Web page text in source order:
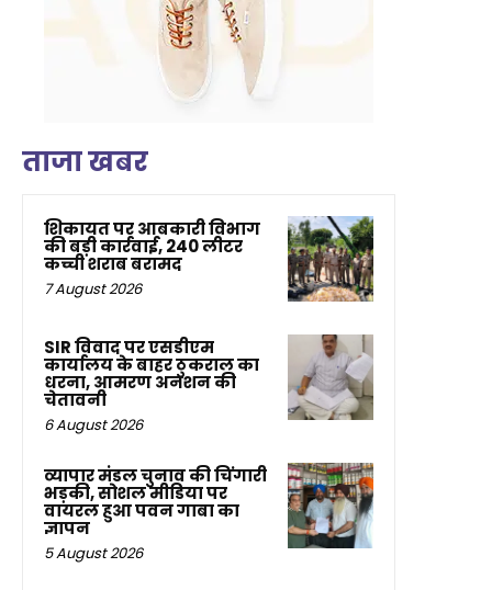
ताजा खबर
शिकायत पर आबकारी विभाग
की बड़ी कार्रवाई, 240 लीटर
कच्ची शराब बरामद
7 August 2026
SIR विवाद पर एसडीएम
कार्यालय के बाहर ठुकराल का
धरना, आमरण अनशन की
चेतावनी
6 August 2026
व्यापार मंडल चुनाव की चिंगारी
भड़की, सोशल मीडिया पर
वायरल हुआ पवन गाबा का
ज्ञापन
5 August 2026